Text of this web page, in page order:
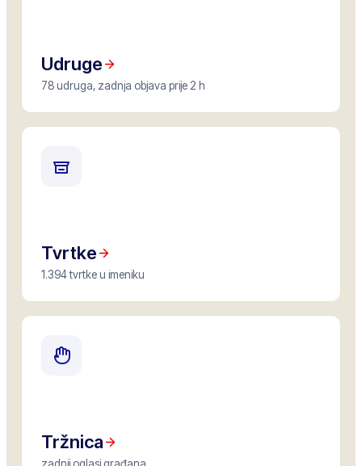
Udruge
78 udruga, zadnja objava prije 2 h
Tvrtke
1.394 tvrtke u imeniku
Tržnica